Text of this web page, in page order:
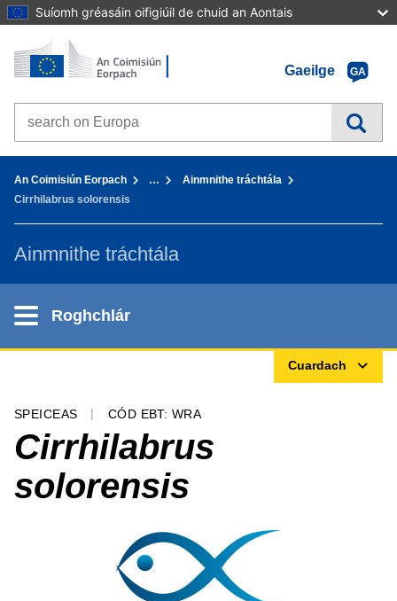
Suíomh gréasáin oifigiúil de chuid an Aontais
Téigh chuig inneachar
Baile - An Coimisiún Eorpach
Gaeilge
GA
Search on Europa websites
An Coimisiún Eorpach …
Ainmnithe tráchtála
Cirrhilabrus solorensis
Ainmnithe tráchtála
Roghchlár
Cuardach
SPEICEAS CÓD EBT: WRA
Cirrhilabrus
solorensis